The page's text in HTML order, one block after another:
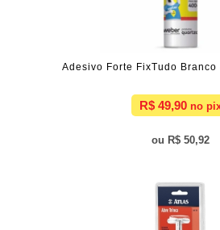
Adesivo Forte FixTudo
R$ 49,90
R$ 50,92